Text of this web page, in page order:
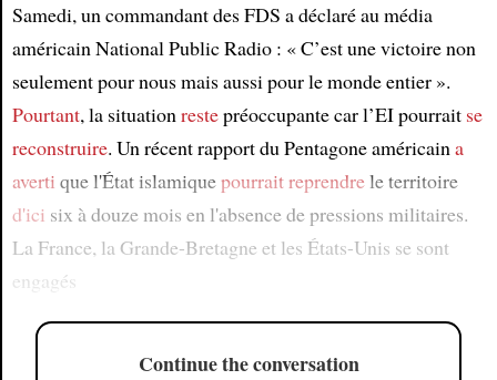
Samedi, un commandant des FDS a déclaré au média
américain National Public Radio : « C’est une victoire non
seulement pour nous mais aussi pour le monde entier ».
Pourtant, la situationrestepréoccupante car l’EI pourrait se
reconstruire. Un récent rapport du Pentagone américaina
averti que l'État islamiquepourrait reprendrele territoire
d'ici six à douze mois en l'absence de pressions militaires.
La France, la Grande-Bretagne et les États-Unis se sont
engagés
Continue the conversation